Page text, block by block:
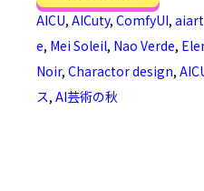
AICU, AICuty, ComfyUI, aiart
e, Mei Soleil, Nao Verde,
Noir, Charactor design,
ス, AI芸術の秋